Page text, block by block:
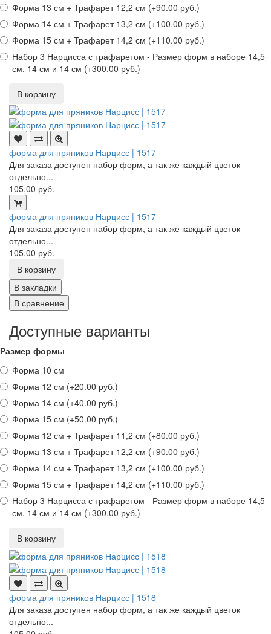
Форма 13 см + Трафарет 12,2 см (+90.00 руб.)
Форма 14 см + Трафарет 13,2 см (+100.00 руб.)
Форма 15 см + Трафарет 14,2 см (+110.00 руб.)
Набор 3 Нарцисса с трафаретом - Размер форм в наборе 14,5
см, 14 см и 14 см (+300.00 руб.)
В корзину
форма для пряников Нарцисс | 1517
Для заказа доступен набор форм, а так же каждый цветок
отдельно...
105.00 руб.
форма для пряников Нарцисс | 1517
Для заказа доступен набор форм, а так же каждый цветок
отдельно...
105.00 руб.
В корзину
В закладки
В сравнение
Доступные варианты
Размер формы
Форма 10 см
Форма 12 см (+20.00 руб.)
Форма 14 см (+40.00 руб.)
Форма 15 см (+50.00 руб.)
Форма 12 см + Трафарет 11,2 см (+80.00 руб.)
Форма 13 см + Трафарет 12,2 см (+90.00 руб.)
Форма 14 см + Трафарет 13,2 см (+100.00 руб.)
Форма 15 см + Трафарет 14,2 см (+110.00 руб.)
Набор 3 Нарцисса с трафаретом - Размер форм в наборе 14,5
см, 14 см и 14 см (+300.00 руб.)
В корзину
форма для пряников Нарцисс | 1518
Для заказа доступен набор форм, а так же каждый цветок
отдельно...